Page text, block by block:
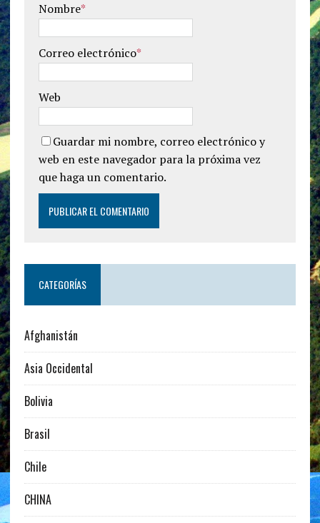
Nombre*
Correo electrónico*
Web
Guardar mi nombre, correo electrónico y
web en este navegador para la próxima vez
que haga un comentario.
CATEGORÍAS
Afghanistán
Asia Occidental
Bolivia
Brasil
Chile
CHINA